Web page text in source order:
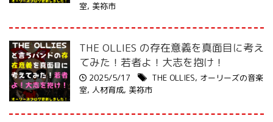
室, 美祢市
THE OLLIES の存在意義を真面目に考え
てみた！若者よ！大志を抱け！
2025/5/17 THE OLLIES, オーリーズの音楽
室, 人材育成, 美祢市